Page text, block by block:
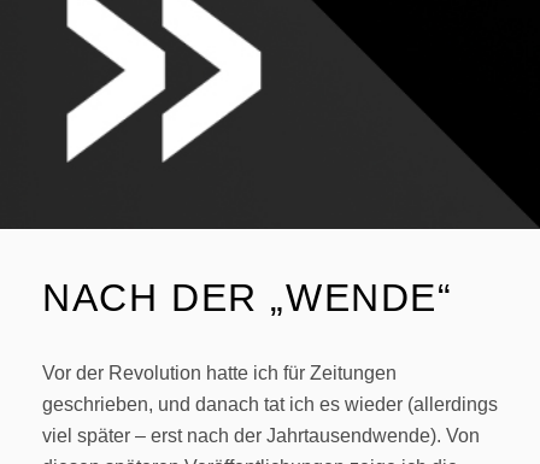
NACH DER „WENDE“
Vor der Revolution hatte ich für Zeitungen
geschrieben, und danach tat ich es wieder (allerdings
viel später – erst nach der Jahrtausendwende). Von